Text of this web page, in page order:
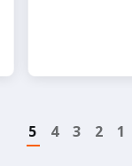
1
2
3
4
5